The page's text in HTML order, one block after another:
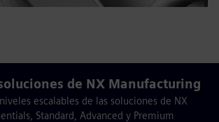
de NX Manufacturing
escalables de las soluciones de NX
Standard, Advanced y Premium